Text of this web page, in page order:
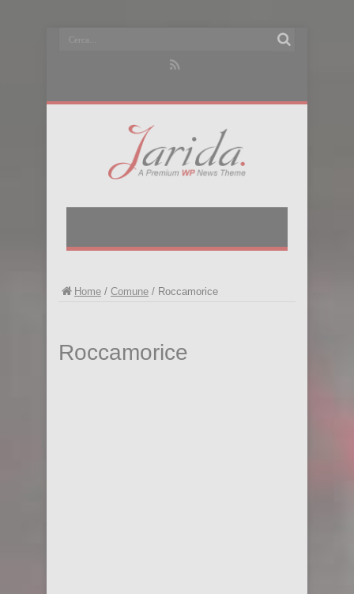
Home / Comune / Roccamorice
Roccamorice